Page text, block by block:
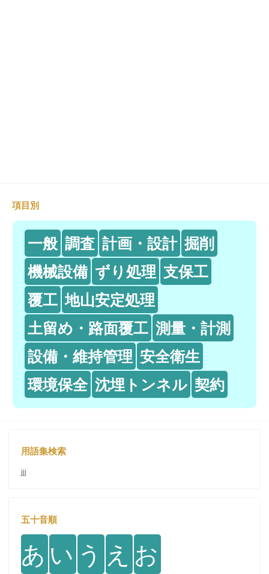
項目別
一般 調査 計画・設計 掘削
機械設備 ずり処理 支保工
覆工 地山安定処理
土留め・路面覆工 測量・計測
設備・維持管理 安全衛生
環境保全 沈埋トンネル 契約
用語集検索
jjj
五十音順
あ い う え お